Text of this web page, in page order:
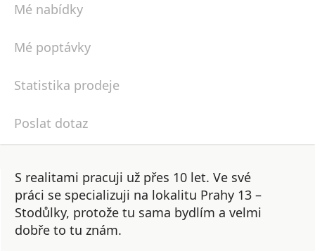
Mé nabídky
Mé poptávky
Statistika prodeje
Poslat dotaz
S realitami pracuji už přes 10 let. Ve své
práci se specializuji na lokalitu Prahy 13 –
Stodůlky, protože tu sama bydlím a velmi
dobře to tu znám.